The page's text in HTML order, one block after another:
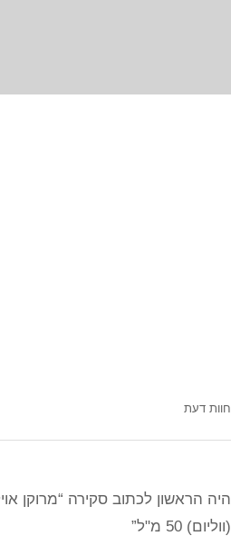
חוות דעת
היה הראשון לכתוב סקירה “מרוקן
(ווליום) 50 מ"ל”